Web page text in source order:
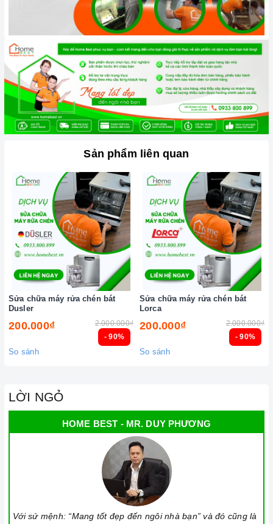
- Giá cả tiết kiệm, minh bạch, rõ ràng,
không thêm phí.
Miễn phí kiểm tralỗi sản phẩm.
- Dịch vụ khách hàngchu đáo, tận tình– bảo hành bảo
trì theođúng quy địnhcủa hãng.
-Hoàn tiền 100%nếu chất lượng không đúng như cam
kết.
- Giao hàngtận nhà,không phát sinh phívận chuyển.
- Không thay đổi bất kỳ linh kiện nếu không có sự đồng ý
của khách. Linh kiện hư, được thay đổi sẽtrả lạicho
khách.
Hãy để HomeBest giúp gia đình quý khách có một
trải nghiệm tốt nhất ngay hôm nay nhé!
Sản phẩm liên quan
- 90%
Sửa chữa máy rửa chén bát
Dusler
200.000₫ 2.000.000₫
So sánh
- 90%
Sửa chữa máy rửa chén bát
Lorca
200.000₫ 2.000.000₫
So sánh
LỜI NGỎ
HOME BEST - MR. DUY PHƯƠNG
Với sứ mệnh: “Mang tốt đẹp đến ngôi nhà bạn” và đó cũng là